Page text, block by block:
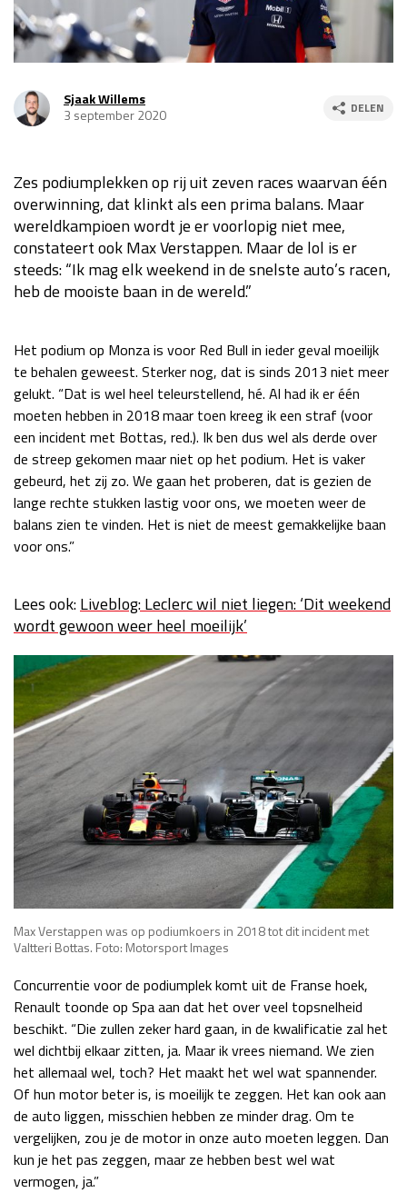
Race
za 13:00 - 15:00
Kwalificatie
za 23:00 - 00:00
Race
zo 21:00 - 23:00
za 22:00 - 23:00
Race
zo 21:00 - 23:00
Kwalificatie
za 19:00 - 20:00
Race
zo 18:00 - 20:00
LAS VEGAS GRAND PRIX 2026 20 - 22 nov
Kwalificatie
za 05:00 - 06:00
Race
zo 05:00 - 07:00
GP QATAR 2026 27 - 29 nov
Kwalificatie
Race
zo 17:00 - 19:00
GP ABU DHABI 2026 04 - 06 dec
Kwalificatie
za 15:00 - 16:00
Sjaak Willems
3 september 2020
DELEN
Zes podiumplekken op rij uit zeven races waarvan één
overwinning, dat klinkt als een prima balans. Maar
wereldkampioen wordt je er voorlopig niet mee,
constateert ook Max Verstappen. Maar de lol is er
steeds: “Ik mag elk weekend in de snelste auto’s racen,
heb de mooiste baan in de wereld.”
Het podium op Monza is voor Red Bull in ieder geval moeilijk
te behalen geweest. Sterker nog, dat is sinds 2013 niet meer
gelukt. “Dat is wel heel teleurstellend, hé. Al had ik er één
moeten hebben in 2018 maar toen kreeg ik een straf (voor
een incident met Bottas, red.). Ik ben dus wel als derde over
de streep gekomen maar niet op het podium. Het is vaker
gebeurd, het zij zo. We gaan het proberen, dat is gezien de
lange rechte stukken lastig voor ons, we moeten weer de
balans zien te vinden. Het is niet de meest gemakkelijke baan
voor ons.”
Lees ook:Liveblog: Leclerc wil niet liegen: ‘Dit weekend
wordt gewoon weer heel moeilijk’
Max Verstappen was op podiumkoers in 2018 tot dit incident met
Valtteri Bottas. Foto: Motorsport Images
Concurrentie voor de podiumplek komt uit de Franse hoek,
Renault toonde op Spa aan dat het over veel topsnelheid
beschikt. “Die zullen zeker hard gaan, in de kwalificatie zal het
wel dichtbij elkaar zitten, ja. Maar ik vrees niemand. We zien
het allemaal wel, toch? Het maakt het wel wat spannender.
Of hun motor beter is, is moeilijk te zeggen. Het kan ook aan
de auto liggen, misschien hebben ze minder drag. Om te
vergelijken, zou je de motor in onze auto moeten leggen. Dan
kun je het pas zeggen, maar ze hebben best wel wat
vermogen, ja.”